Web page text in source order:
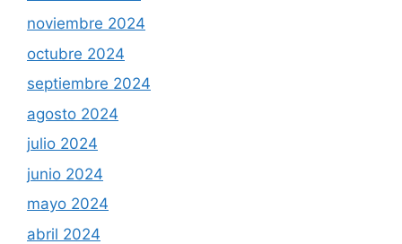
noviembre 2024
octubre 2024
septiembre 2024
agosto 2024
julio 2024
junio 2024
mayo 2024
abril 2024